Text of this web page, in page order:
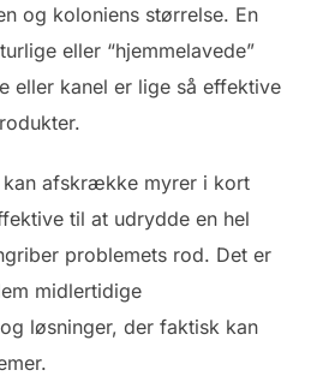
og koloniens størrelse. En
eller “hjemmelavede”
eller kanel er lige så effektive
kan afskrække myrer i kort
til at udrydde en hel
problemets rod. Det er
midlertidige
løsninger, der faktisk kan